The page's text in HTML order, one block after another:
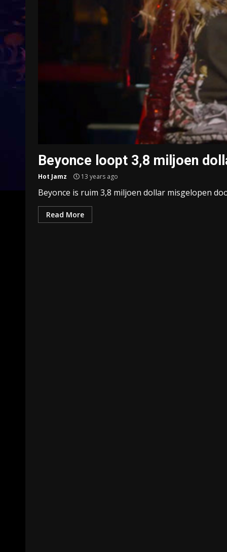
Beyonce loopt 3,8 miljoen
Hot Jamz 13 years ago
Beyonce is ruim 3,8 miljoen dollar misgelopen
Read More